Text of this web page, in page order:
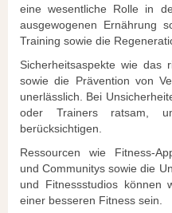
eine wesentliche Rolle in
ausgewogenen Ernährung
Training sowie die
Sicherheitsaspekte wie das
sowie die Prävention von
unerlässlich. Bei
oder Trainers ratsam,
berücksichtigen.
Ressourcen wie Fitness-
und Communitys sowie die
und Fitnessstudios können
einer besseren Fitness sein.